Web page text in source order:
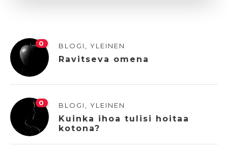
0 BLOGI , YLEINEN
Ravitseva omena
0 BLOGI , YLEINEN
Kuinka ihoa tulisi hoitaa
kotona?